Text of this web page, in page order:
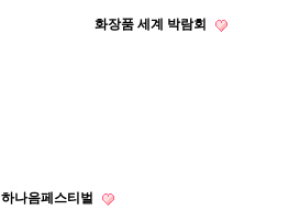
화장품 세계 박람회
하나음페스티벌